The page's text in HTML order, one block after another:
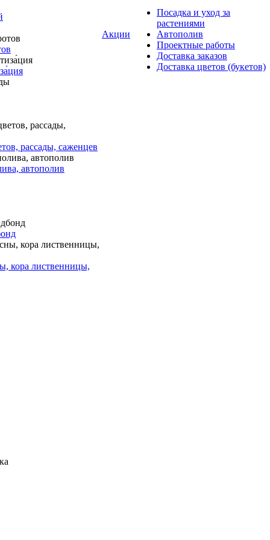
рассады, саженцев
автополив
кора лиственницы,
Акции
Посадка и уход за
растениями
Автополив
Проектные работы
Доставка заказов
Доставка цветов (букетов)